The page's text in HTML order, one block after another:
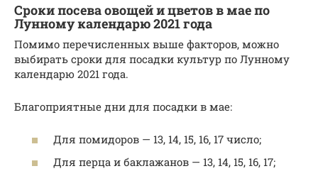
Сроки посева овощей и цветов в мае по
Лунному календарю 2021 года
Помимо перечисленных выше факторов, можно
выбирать сроки для посадки культур по Лунному
календарю 2021 года.
Благоприятные дни для посадки в мае:
Для помидоров — 13, 14, 15, 16, 17 число;
Для перца и баклажанов — 13, 14, 15, 16, 17;